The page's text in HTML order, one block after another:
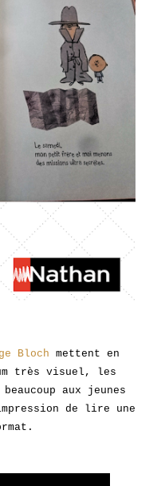
Bloch mettent en
très visuel, les
aux jeunes
de lire une